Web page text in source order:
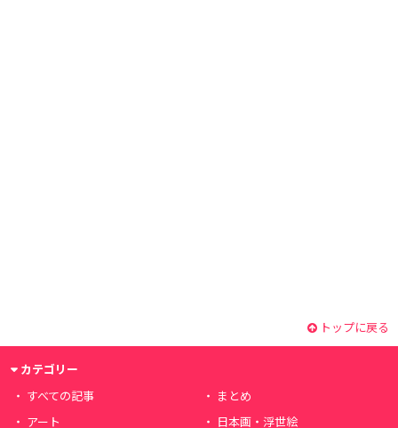
トップに戻る
カテゴリー
すべての記事
まとめ
アート
日本画・浮世絵